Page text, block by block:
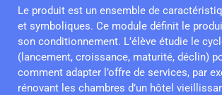
Le produit est un ensemble de
et symboliques. Ce module définit le
son conditionnement. L’élève étudie le
(lancement, croissance, maturité, déclin)
comment adapter l’offre de services, par
rénovant les chambres d’un hôtel